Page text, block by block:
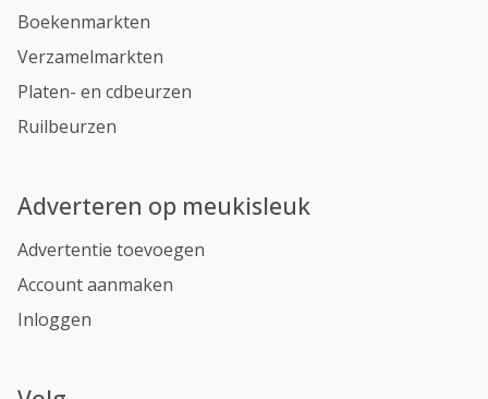
Boekenmarkten
Verzamelmarkten
Platen- en cdbeurzen
Ruilbeurzen
Adverteren op meukisleuk
Advertentie toevoegen
Account aanmaken
Inloggen